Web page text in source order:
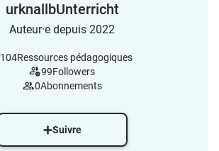
urknallbUnterricht
Auteur·e depuis 2022
104Ressources pédagogiques
99Followers
0Abonnements
Suivre